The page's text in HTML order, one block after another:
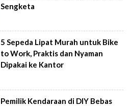
Sengketa
5 Sepeda Lipat Murah untuk Bike
to Work, Praktis dan Nyaman
Dipakai ke Kantor
Pemilik Kendaraan di DIY Bebas